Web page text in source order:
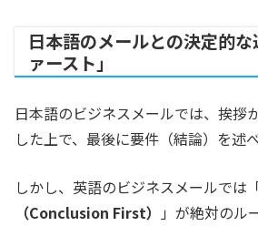
日本語のメールとの決定的
ァースト」
日本語のビジネスメールでは、挨拶
した上で、最後に要件（結論）を述
しかし、英語のビジネスメールでは
（Conclusion First）
」が絶対のル